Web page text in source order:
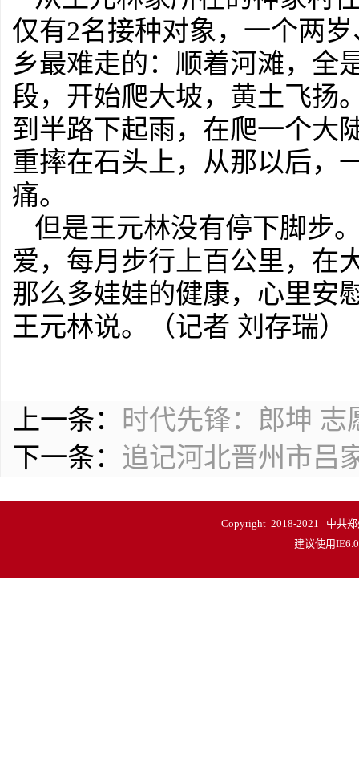
仅有2名接种对象，一个两
乡最难走的：顺着河滩，全
段，开始爬大坡，黄土飞扬
到半路下起雨，在爬一个大
重摔在石头上，从那以后，
痛。
但是王元林没有停下脚步
爱，每月步行上百公里，在
那么多娃娃的健康，心里安
王元林说。（记者 刘存瑞）
上一条：
时代先锋：郎坤 志
下一条： 追记河北晋州市吕
Copyright 2018-2021 中共
建议使用IE6.0以